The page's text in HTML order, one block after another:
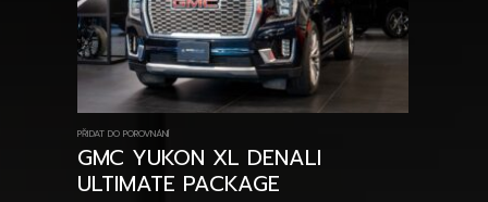
PŘIDAT DO POROVNÁNÍ
GMC YUKON XL DENALI
ULTIMATE PACKAGE